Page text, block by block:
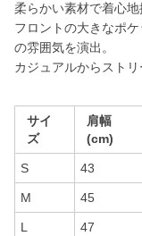
柔らかい素材で着心地
フロントの大きなポ
の雰囲気を演出。
カジュアルからスト
サイ
ズ
肩幅
(cm)
S 43
M 45
L 47